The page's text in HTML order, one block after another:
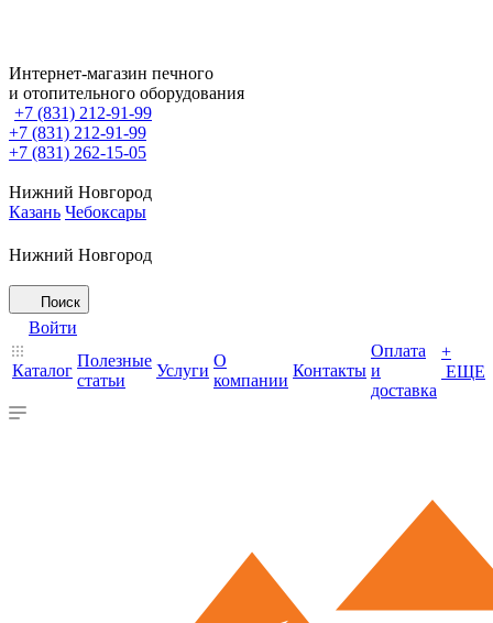
Интернет-магазин печного
и отопительного оборудования
+7 (831) 212-91-99
+7 (831) 212-91-99
+7 (831) 262-15-05
Нижний Новгород
Казань Чебоксары
Нижний Новгород
Поиск
Войти
Каталог
Полезные
статьи
Услуги
О
компании
Контакты
Оплата
и
доставка
+
ЕЩЕ